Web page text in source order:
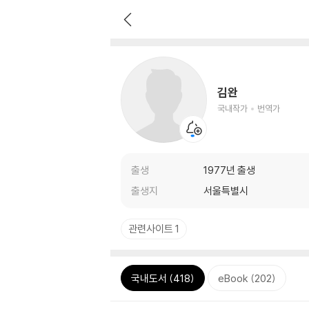
김완
국내작가 번역가
출생
1977년 출생
출생지
서울특별시
관련사이트 1
국내도서 (418) eBook (202)